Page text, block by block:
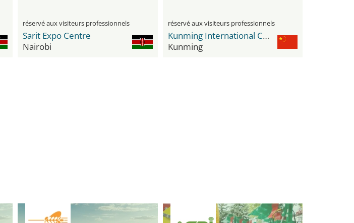
réservé aux visiteurs professionnels
Sarit Expo Centre
Nairobi
réservé aux visiteurs professionnels
Kunming International Convention & Exhibition Center
Kunming